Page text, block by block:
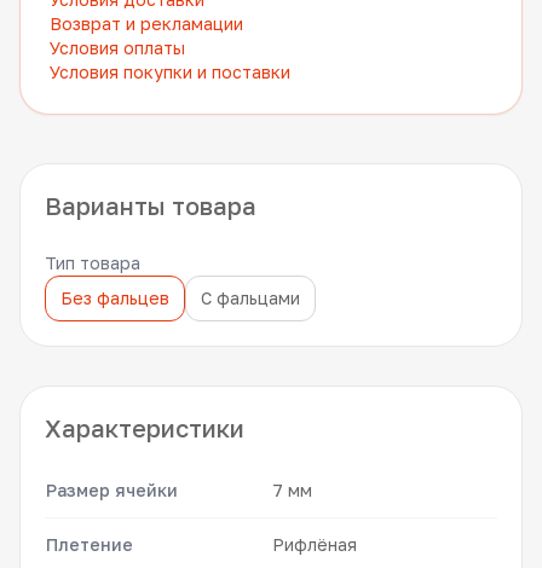
Возврат и рекламации
Условия оплаты
Условия покупки и поставки
Варианты товара
Тип товара
Без фальцев
С фальцами
Характеристики
Размер ячейки 7 мм
Плетение Рифлёная